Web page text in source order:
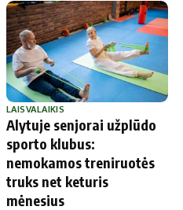
LAISVALAIKIS
Alytuje senjorai užplūdo
sporto klubus:
nemokamos treniruotės
truks net keturis
mėnesius